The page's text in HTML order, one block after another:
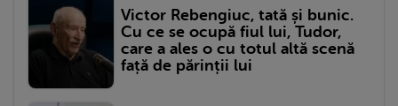
Victor Rebengiuc, tată și bunic.
Cu ce se ocupă fiul lui, Tudor,
care a ales o cu totul altă scenă
față de părinții lui